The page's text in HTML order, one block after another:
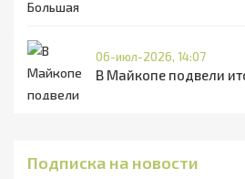
06-июл-2026, 14:07
В Майкопе подвели
Подписка на новости